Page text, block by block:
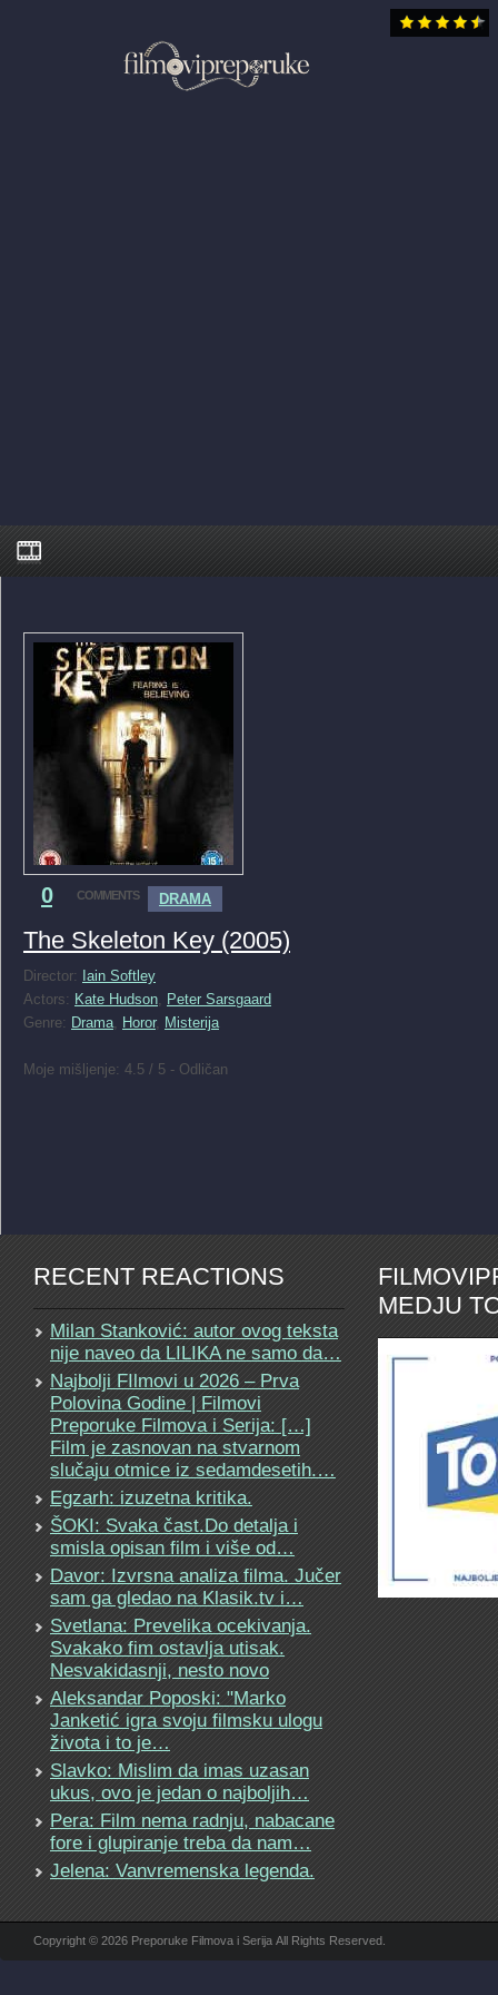
0 COMMENTS DRAMA
The Skeleton Key (2005)
Director:
Iain Softley
Actors: Kate Hudson, Peter Sarsgaard
Genre: Drama, Horor, Misterija
Moje mišljenje: 4.5 / 5 - Odličan
RECENT REACTIONS
Milan Stanković: autor ovog teksta
nije naveo da LILIKA ne samo da…
Najbolji FIlmovi u 2026 – Prva
Polovina Godine | Filmovi
Preporuke Filmova i Serija: […]
Film je zasnovan na stvarnom
slučaju otmice iz sedamdesetih.…
Egzarh: izuzetna kritika.
ŠOKI: Svaka čast.Do detalja i
smisla opisan film i više od…
Davor: Izvrsna analiza filma. Jučer
sam ga gledao na Klasik.tv i…
Svetlana: Prevelika ocekivanja.
Svakako fim ostavlja utisak.
Nesvakidasnji, nesto novo
Aleksandar Poposki: "Marko
Janketić igra svoju filmsku ulogu
života i to je…
Slavko: Mislim da imas uzasan
ukus, ovo je jedan o najboljih…
Pera: Film nema radnju, nabacane
fore i glupiranje treba da nam…
Jelena: Vanvremenska legenda.
MEDJU
Copyright © 2026 Preporuke Filmova i Serija All Rights Reserved.